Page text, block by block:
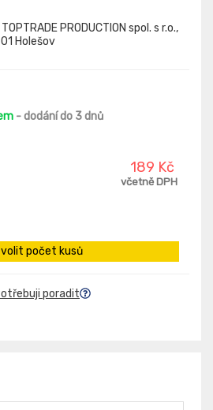
TOPTRADE PRODUCTION spol. s r.o.,
Holešov
- dodání do 3 dnů
189 Kč
včetně DPH
počet kusů
poradit